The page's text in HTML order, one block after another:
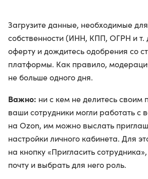
Загрузите данные, необходимые
собственности (ИНН, КПП, ОГРН и т.
оферту и дождитесь одобрения со
платформы. Как правило,
не больше одного дня.
Важно: ни с кем не делитесь своим
ваши сотрудники могли работать с
на Ozon, им можно выслать
настройки личного кабинета. Для
на кнопку «Пригласить
почту и выбрать для него роль.